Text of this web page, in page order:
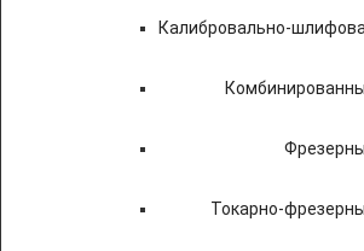
Калибровально-
Токарно-